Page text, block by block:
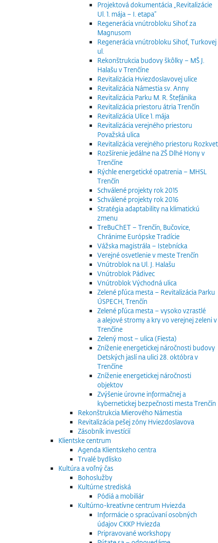
Projektová dokumentácia „Revitalizácie
Ul. 1. mája – I. etapa“
Regenerácia vnútrobloku Sihoť za
Magnusom
Regenerácia vnútrobloku Sihoť, Turkovej
ul.
Rekonštrukcia budovy škôlky – MŠ J.
Halašu v Trenčíne
Revitalizácia Hviezdoslavovej ulice
Revitalizácia Námestia sv. Anny
Revitalizácia Parku M. R. Štefánika
Revitalizácia priestoru átria Trenčín
Revitalizácia Ulice 1. mája
Revitalizácia verejného priestoru
Považská ulica
Revitalizácia verejného priestoru Rozkvet
Rozšírenie jedálne na ZŠ Dlhé Hony v
Trenčíne
Rýchle energetické opatrenia – MHSL
Trenčín
Schválené projekty rok 2015
Schválené projekty rok 2016
Stratégia adaptability na klimatickú
zmenu
TreBuChET – Trenčín, Bučovice,
Chránime Európske Tradície
Vážska magistrála – Istebnícka
Verejné osvetlenie v meste Trenčín
Vnútroblok na Ul. J. Halašu
Vnútroblok Pádivec
Vnútroblok Východná ulica
Zelené pľúca mesta – Revitalizácia Parku
ÚSPECH, Trenčín
Zelené pľúca mesta – vysoko vzrastlé
a alejové stromy a kry vo verejnej zeleni v
Trenčíne
Zelený most – ulica (Fiesta)
Zníženie energetickej náročnosti budovy
Detských jaslí na ulici 28. októbra v
Trenčíne
Zníženie energetickej náročnosti
objektov
Zvýšenie úrovne informačnej a
kybernetickej bezpečnosti mesta Trenčín
Rekonštrukcia Mierového Námestia
Revitalizácia pešej zóny Hviezdoslavova
Zásobník investícií
Klientske centrum
Agenda Klientskeho centra
Trvalé bydlisko
Kultúra a voľný čas
Bohoslužby
Kultúrne strediská
Pódiá a mobiliár
Kultúrno-kreatívne centrum Hviezda
Informácie o spracúvaní osobných
údajov CKKP Hviezda
Pripravované workshopy